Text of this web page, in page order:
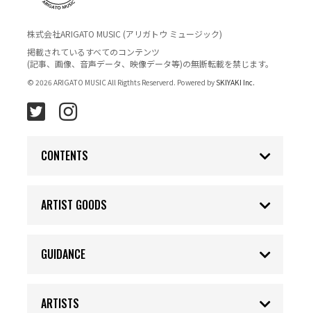
株式会社ARIGATO MUSIC (アリガトウ ミュージック)
掲載されているすべてのコンテンツ
(記事、画像、音声データ、映像データ等)の無断転載を禁じます。
© 2026 ARIGATO MUSIC All Rigthts Reserverd. Powered by SKIYAKI Inc.
CONTENTS
ARTIST GOODS
GUIDANCE
ARTISTS